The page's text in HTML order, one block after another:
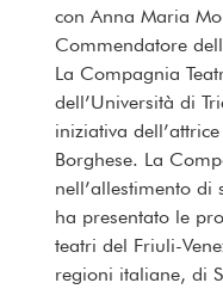
con Anna Maria
Commendatore
La Compagnia
dell’Università di
iniziativa
Borghese. La
nell’allestimento
ha presentato le
teatri del Friuli-
regioni italiane, di